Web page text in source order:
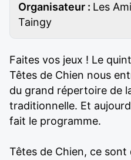
Organisateur : Les
Taingy
Faites vos jeux ! Le
Têtes de Chien nous
du grand répertoire de
traditionnelle. Et
fait le programme.
Têtes de Chien, ce